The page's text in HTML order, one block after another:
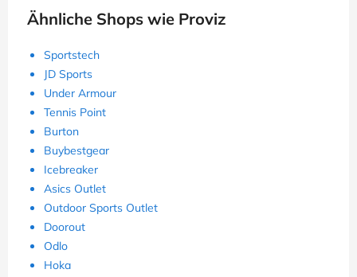
Ähnliche Shops wie Proviz
Sportstech
JD Sports
Under Armour
Tennis Point
Burton
Buybestgear
Icebreaker
Asics Outlet
Outdoor Sports Outlet
Doorout
Odlo
Hoka